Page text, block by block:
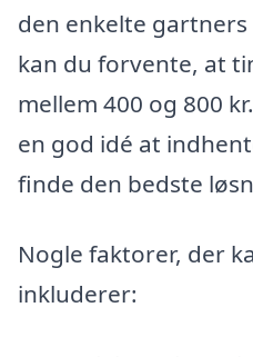
den enkelte
kan du forvente, at
mellem 400 og 800
en god idé at
finde den bedste
Nogle faktorer, der
inkluderer: